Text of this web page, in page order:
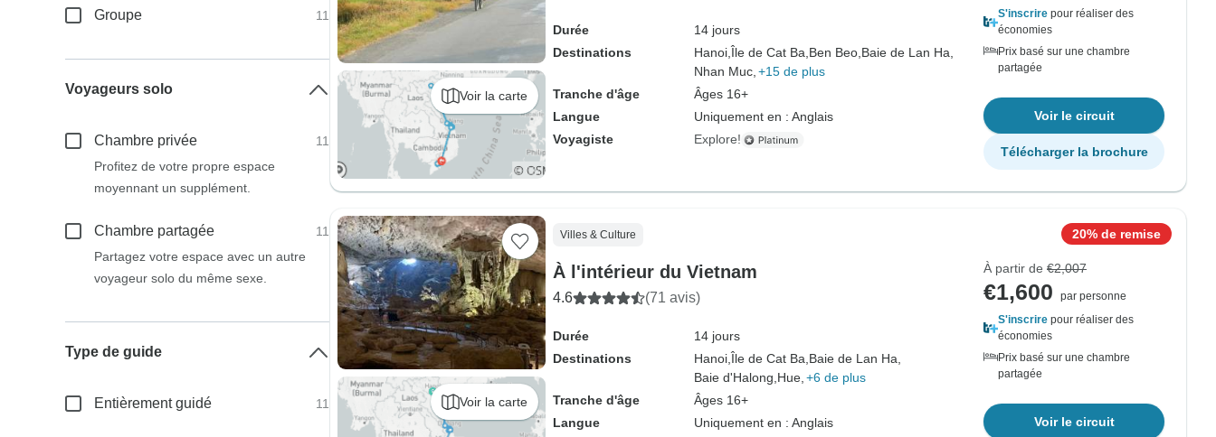
Voir la carte
Durée
14 jours
Destinations
Hanoi, Île de Cat Ba, Ben Beo, Baie de Lan Ha,
Nhan Muc, +15 de plus
Tranche d'âge
Âges 16+
Langue
Uniquement en : Anglais
Voyagiste
Explore!
S'inscrire pour réaliser des
économies
Prix basé sur une chambre
partagée
Voir le circuit
Télécharger la brochure
Voir la carte
Villes & Culture
À l'intérieur du Vietnam
4.6 (71 avis)
Durée
14 jours
Destinations
Hanoi, Île de Cat Ba, Baie de Lan Ha,
Baie d'Halong, Hue, +6 de plus
Tranche d'âge
Âges 16+
Langue
Uniquement en : Anglais
20% de remise
À partir de €2,007
€1,600
par personne
S'inscrire pour réaliser des
économies
Prix basé sur une chambre
partagée
Voir le circuit
Groupe 11
Voyageurs solo
Chambre privée
11
Profitez de votre propre espace
moyennant un supplément.
Chambre partagée
11
Partagez votre espace avec un autre
voyageur solo du même sexe.
Type de guide
Entièrement guidé 11